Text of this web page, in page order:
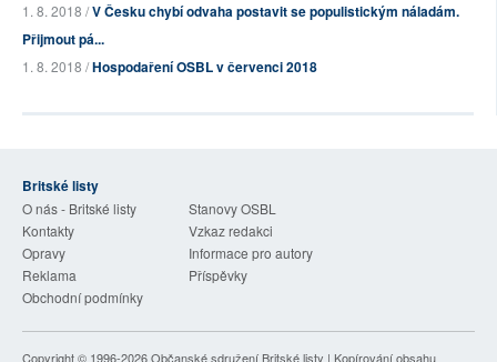
1. 8. 2018 /V Česku chybí odvaha postavit se populistickým náladám.
Přijmout pá...
1. 8. 2018 /Hospodaření OSBL v červenci 2018
Britské listy
O nás - Britské listy
Stanovy OSBL
Kontakty
Vzkaz redakci
Opravy
Informace pro autory
Reklama
Příspěvky
Obchodní podmínky
Copyright © 1996-2026Občanské sdružení Britské listy | Kopírování obsahu